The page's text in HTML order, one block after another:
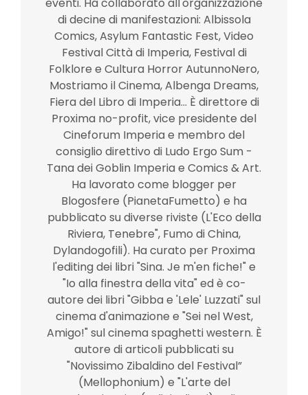
di decine di manifestazioni: Albissola
Comics, Asylum Fantastic Fest, Video
Festival Città di Imperia, Festival di
Folklore e Cultura Horror AutunnoNero,
Mostriamo il Cinema, Albenga Dreams,
Fiera del Libro di Imperia... È direttore di
Proxima no-profit, vice presidente del
Cineforum Imperia e membro del
consiglio direttivo di Ludo Ergo Sum -
Tana dei Goblin Imperia e Comics & Art.
Ha lavorato come blogger per
Blogosfere (PianetaFumetto) e ha
pubblicato su diverse riviste (L'Eco della
Riviera, Tenebre", Fumo di China,
Dylandogofili). Ha curato per Proxima
l'editing dei libri "Sina. Je m'en fiche!" e
"Io alla finestra della vita" ed è co-
autore dei libri "Gibba e 'Lele' Luzzati" sul
cinema d'animazione e "Sei nel West,
Amigo!" sul cinema spaghetti western. È
autore di articoli pubblicati su
"Novissimo Zibaldino del Festival”
(Mellophonium) e "L'arte del